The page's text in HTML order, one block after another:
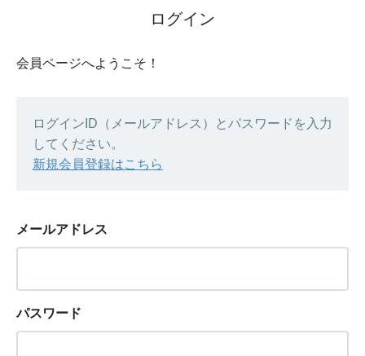
ログイン
会員ページへようこそ！
ログインID（メールアドレス）とパスワードを入力
してください。
新規会員登録はこちら
メールアドレス
パスワード